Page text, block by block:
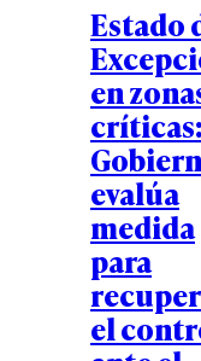
Estado
en
críticas:
evalúa
medida
para
el